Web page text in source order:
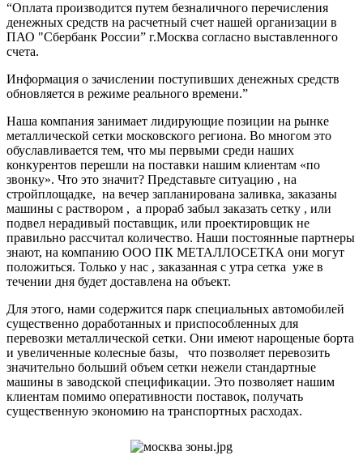
“Оплата производится путем безналичного перечисления
денежных средств на расчетный счет нашей организации в
ПАО "Сбербанк России” г.Москва согласно выставленного
счета.
Информация о зачислении поступивших денежных средств
обновляется в режиме реального времени.”
Наша компания занимает лидирующие позиции на рынке
металлической сетки московского региона. Во многом это
обуславливается тем, что мы первыми среди наших
конкурентов перешли на поставки нашим клиентам «по
звонку». Что это значит? Представьте ситуацию , на
стройплощадке, на вечер запланирована заливка, заказаны
машины с раствором , а прораб забыл заказать сетку , или
подвел нерадивый поставщик, или проектировщик не
правильно рассчитал количество. Наши постоянные партнеры
знают, на компанию ООО ПК МЕТАЛЛОСЕТКА они могут
положиться. Только у нас , заказанная с утра сетка уже в
течении дня будет доставлена на объект.
Для этого, нами содержится парк специальных автомобилей
существенно доработанных и приспособленных для
перевозки металлической сетки. Они имеют нарощеные борта
и увеличенные колесные базы, что позволяет перевозить
значительно больший объем сетки нежели стандартные
машины в заводской спецификации. Это позволяет нашим
клиентам помимо оперативности поставок, получать
существенную экономию на транспортных расходах.